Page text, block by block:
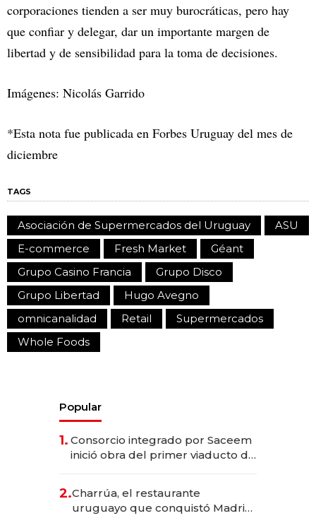
corporaciones tienden a ser muy burocráticas, pero hay
que confiar y delegar, dar un importante margen de
libertad y de sensibilidad para la toma de decisiones.
Imágenes: Nicolás Garrido
*Esta nota fue publicada en Forbes Uruguay del mes de
diciembre
TAGS
Asociación de Supermercados del Uruguay
ASU
E-commerce
Fresh Market
Géant
Grupo Casino Francia
Grupo Disco
Grupo Libertad
Hugo Avegno
omnicanalidad
Retail
Supermercados
Whole Foods
Popular
1. Consorcio integrado por Saceem
inició obra del primer viaducto de
millones
2.Charrúa, el restaurante
uruguayo que conquistó Madrid: